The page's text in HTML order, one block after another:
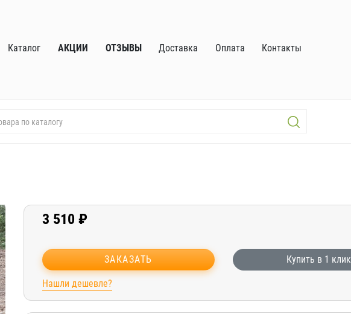
Каталог АКЦИИ ОТЗЫВЫ Доставка Оплата Контакты
3 510 ₽
ЗАКАЗАТЬ Купить в 1 клик
Нашли дешевле?